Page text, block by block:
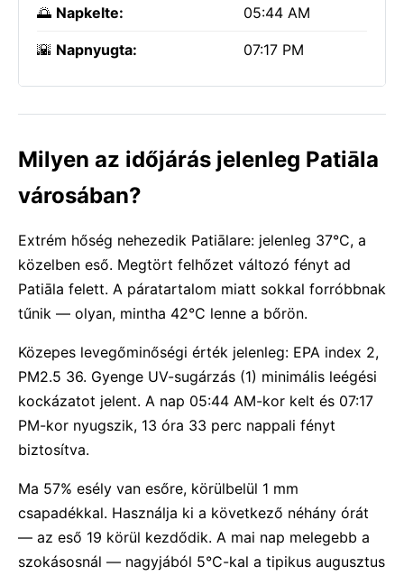
🌅 Napkelte: 05:44 AM
🌇 Napnyugta: 07:17 PM
Milyen az időjárás jelenleg Patiāla
városában?
Extrém hőség nehezedik Patiālare: jelenleg 37°C, a
közelben eső. Megtört felhőzet változó fényt ad
Patiāla felett. A páratartalom miatt sokkal forróbbnak
tűnik — olyan, mintha 42°C lenne a bőrön.
Közepes levegőminőségi érték jelenleg: EPA index 2,
PM2.5 36. Gyenge UV-sugárzás (1) minimális leégési
kockázatot jelent. A nap 05:44 AM-kor kelt és 07:17
PM-kor nyugszik, 13 óra 33 perc nappali fényt
biztosítva.
Ma 57% esély van esőre, körülbelül 1 mm
csapadékkal. Használja ki a következő néhány órát
— az eső 19 körül kezdődik. A mai nap melegebb a
szokásosnál — nagyjából 5°C-kal a tipikus augusztus